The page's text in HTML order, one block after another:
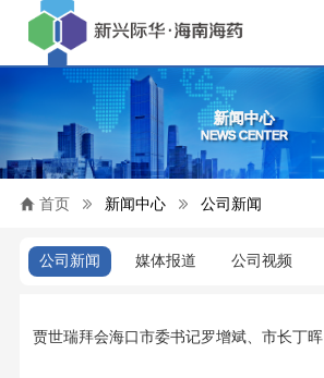
新闻中心
NEWS CENTER
首页 新闻中心 公司新闻
公司新闻 媒体报道 公司视频
贾世瑞拜会海口市委书记罗增斌、市长丁晖